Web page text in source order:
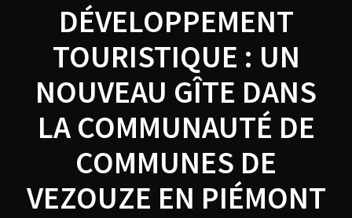
DÉVELOPPEMENT
TOURISTIQUE : UN
NOUVEAU GÎTE DANS
LA COMMUNAUTÉ DE
COMMUNES DE
VEZOUZE EN PIÉMONT